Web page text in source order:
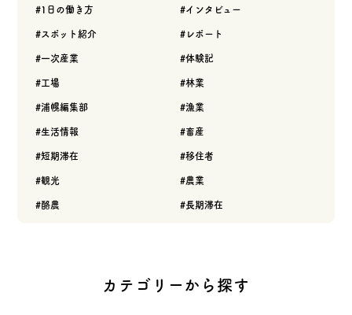
1日の働き方 インタビュー
スポット紹介 レポート
一次産業 体験記
工場 林業
浦幌編集部 漁業
生活情報 畜産
短期滞在 移住者
観光 農業
酪農 長期滞在
カテゴリーから探す